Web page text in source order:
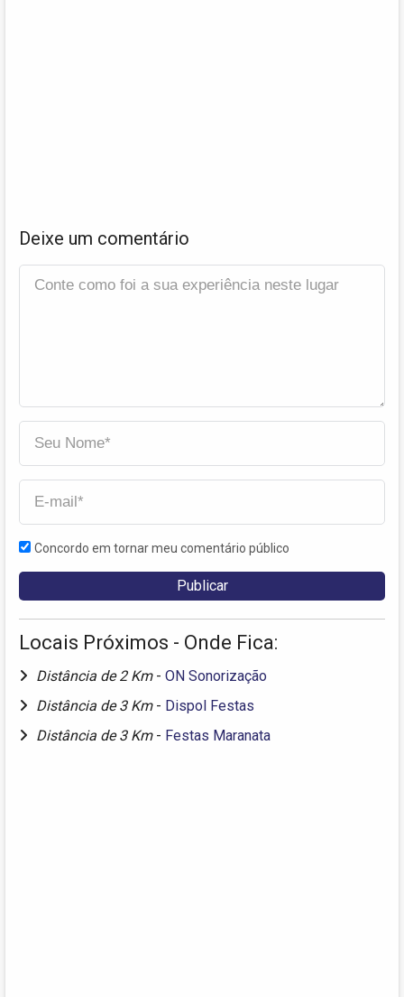
Deixe um comentário
Concordo em tornar meu comentário público
Locais Próximos - Onde Fica:
Distância de 2 Km - ON Sonorização
Distância de 3 Km - Dispol Festas
Distância de 3 Km - Festas Maranata